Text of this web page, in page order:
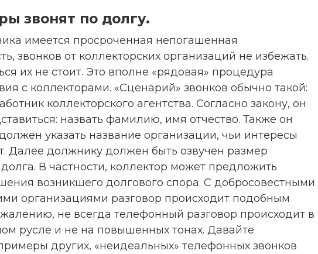
звонят по долгу.
имеется просроченная непогашенная
звонков от коллекторских организаций не избежать.
их не стоит. Это вполне «рядовая» процедура
с коллекторами. «Сценарий» звонков обычно такой:
коллекторского агентства. Согласно закону, он
назвать фамилию, имя отчество. Также он
указать название организации, чьи интересы
Далее должнику должен быть озвучен размер
В частности, коллектор может предложить
возникшего долгового спора. С добросовестными
организациями разговор происходит подобным
не всегда телефонный разговор происходит в
русле и не на повышенных тонах. Давайте
других, «неидеальных» телефонных звонков